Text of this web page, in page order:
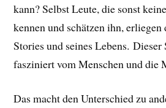
kann? Selbst Leute, die sonst
kennen und schätzen ihn,
Stories und seines Lebens. Dieser
fasziniert vom Menschen und die
Das macht den Unterschied zu